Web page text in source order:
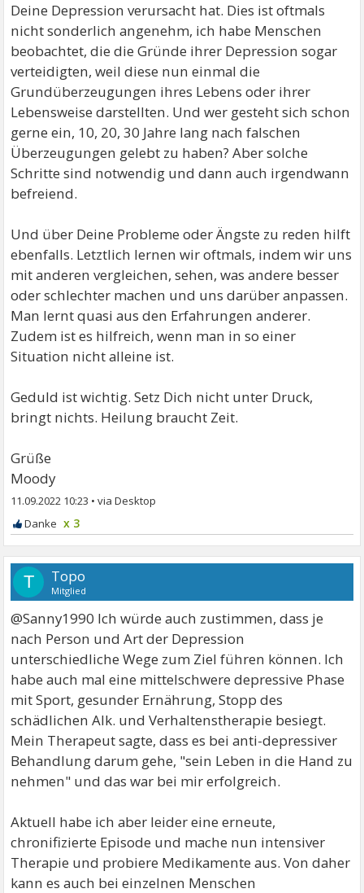
Deine Depression verursacht hat. Dies ist oftmals
nicht sonderlich angenehm, ich habe Menschen
beobachtet, die die Gründe ihrer Depression sogar
verteidigten, weil diese nun einmal die
Grundüberzeugungen ihres Lebens oder ihrer
Lebensweise darstellten. Und wer gesteht sich schon
gerne ein, 10, 20, 30 Jahre lang nach falschen
Überzeugungen gelebt zu haben? Aber solche
Schritte sind notwendig und dann auch irgendwann
befreiend.
Und über Deine Probleme oder Ängste zu reden hilft
ebenfalls. Letztlich lernen wir oftmals, indem wir uns
mit anderen vergleichen, sehen, was andere besser
oder schlechter machen und uns darüber anpassen.
Man lernt quasi aus den Erfahrungen anderer.
Zudem ist es hilfreich, wenn man in so einer
Situation nicht alleine ist.
Geduld ist wichtig. Setz Dich nicht unter Druck,
bringt nichts. Heilung braucht Zeit.
Grüße
Moody
11.09.2022 10:23 •
x 3
T Topo
Mitglied
@Sanny1990 Ich würde auch zustimmen, dass je
nach Person und Art der Depression
unterschiedliche Wege zum Ziel führen können. Ich
habe auch mal eine mittelschwere depressive Phase
mit Sport, gesunder Ernährung, Stopp des
schädlichen Alk. und Verhaltenstherapie besiegt.
Mein Therapeut sagte, dass es bei anti-depressiver
Behandlung darum gehe, "sein Leben in die Hand zu
nehmen" und das war bei mir erfolgreich.
Aktuell habe ich aber leider eine erneute,
chronifizierte Episode und mache nun intensiver
Therapie und probiere Medikamente aus. Von daher
kann es auch bei einzelnen Menschen